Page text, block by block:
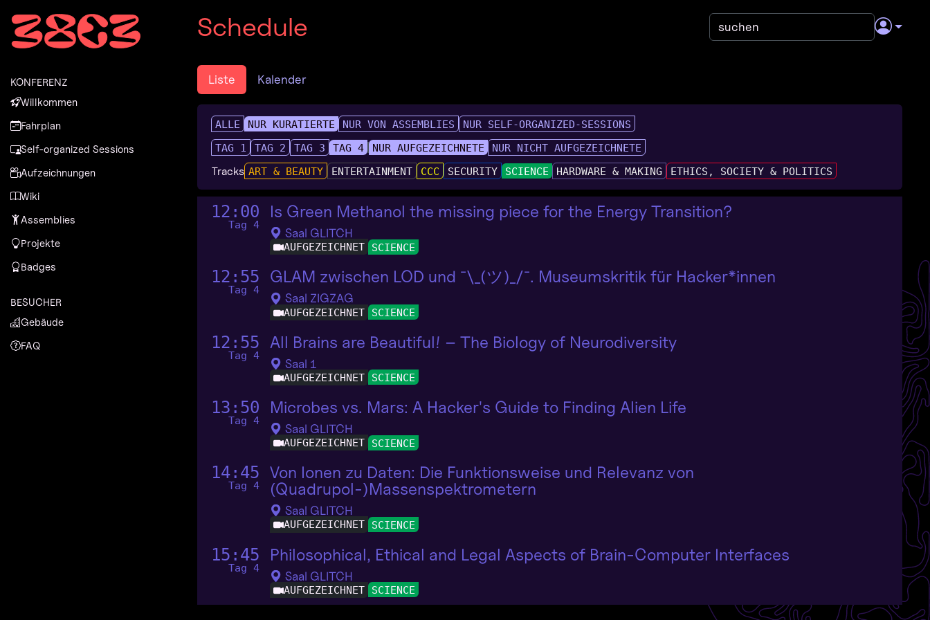
Zum Inhalt
Zum Footer
KONFERENZ
Willkommen
Fahrplan
Self-organized Sessions
Aufzeichnungen
Wiki
Assemblies
Projekte
Badges
BESUCHER
Gebäude
FAQ
Schedule
Liste Kalender
ALLE NUR KURATIERTE NUR VON ASSEMBLIES
NUR SELF-ORGANIZED-SESSIONS
TAG 1
TAG 2 TAG 3 TAG 4 NUR AUFGEZEICHNETE NUR NICHT AUFGEZEICHNETE
Tracks ART & BEAUTY ENTERTAINMENT CCC SECURITY SCIENCE HARDWARE & MAKING ETHICS, SOCIETY & POLITICS
12:00
Tag 4
Is Green Methanol the missing piece for the Energy Transition?
Saal GLITCH
AUFGEZEICHNET SCIENCE
12:55
Tag 4
GLAM zwischen LOD und ¯\_(ツ)_/¯. Museumskritik für Hacker*innen
Saal ZIGZAG
AUFGEZEICHNET SCIENCE
12:55
Tag 4
All Brains are Beautiful! – The Biology of Neurodiversity
Saal 1
AUFGEZEICHNET SCIENCE
13:50
Tag 4
Microbes vs. Mars: A Hacker's Guide to Finding Alien Life
Saal GLITCH
AUFGEZEICHNET SCIENCE
14:45
Tag 4
Von Ionen zu Daten: Die Funktionsweise und Relevanz von
(Quadrupol-)Massenspektrometern
Saal GLITCH
AUFGEZEICHNET SCIENCE
15:45
Tag 4
Philosophical, Ethical and Legal Aspects of Brain-Computer Interfaces
Saal GLITCH
AUFGEZEICHNET SCIENCE